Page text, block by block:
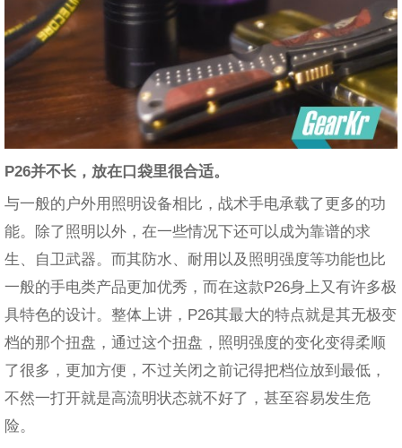
P26并不长，放在口袋里很合适。
与一般的户外用照明设备相比，战术手电承载了更多的功
能。除了照明以外，在一些情况下还可以成为靠谱的求
生、自卫武器。而其防水、耐用以及照明强度等功能也比
一般的手电类产品更加优秀，而在这款P26身上又有许多极
具特色的设计。整体上讲，P26其最大的特点就是其无极变
档的那个扭盘，通过这个扭盘，照明强度的变化变得柔顺
了很多，更加方便，不过关闭之前记得把档位放到最低，
不然一打开就是高流明状态就不好了，甚至容易发生危
险。